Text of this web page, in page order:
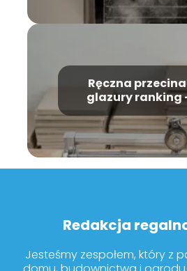
Ręczna
glazury ranking
modele warto
Redakcja
Jesteśmy zespołem, który z